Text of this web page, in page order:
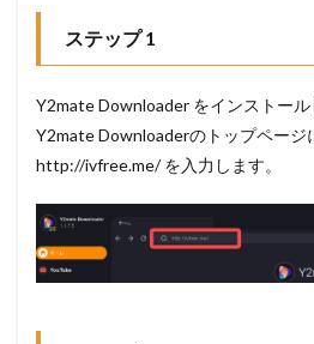
ステップ 1
Y2mate Downloader をインストール
Y2mate Downloaderのトップページ
http://ivfree.me/ を入力します。